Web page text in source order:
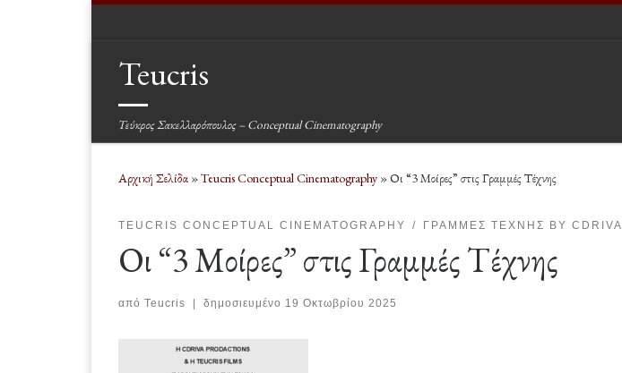
Teucris
Τεύκρος Σακελλαρόπουλος – Conceptual Cinematography
Αρχική Σελίδα»Teucris Conceptual Cinematography »Οι “3 Μοίρες” στις Γραμμές Τέχνης
TEUCRIS CONCEPTUAL CINEMATOGRAPHY ΓΡΑΜΜΈΣ ΤΈΧΝΗΣ BY CDRIVA
Οι “3 Μοίρες” στις Γραμμές Τέχνης
από Teucris | δημοσιευμένο 19 Οκτωβρίου 2025